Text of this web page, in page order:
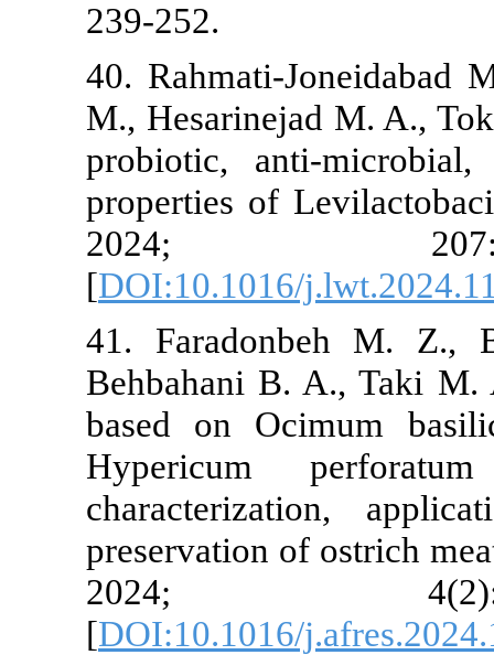
40. Rahmati-
M.,
probiotic,
properties of
[
41.
Behbahani
based on
preservation
[